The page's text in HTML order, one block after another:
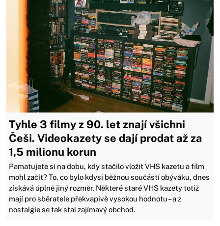
Tyhle 3 filmy z 90. let znají všichni
Češi. Videokazety se dají prodat až za
1,5 milionu korun
Pamatujete si na dobu, kdy stačilo vložit VHS kazetu a film
mohl začít? To, co bylo kdysi běžnou součástí obýváku, dnes
získává úplně jiný rozměr. Některé staré VHS kazety totiž
mají pro sběratele překvapivě vysokou hodnotu – a z
nostalgie se tak stal zajímavý obchod.